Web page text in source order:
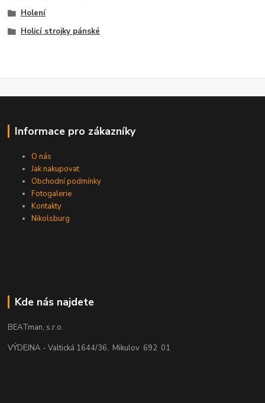
Holení
Holicí strojky pánské
Informace pro zákazníky
O nás
Jak nakupovat
Obchodní podmínky
Fotogalerie
Kontakty
Nikolsburg
Kde nás najdete
BEATman, s.r.o.
VÝDEJNA - Valtická 1644/36, Mikulov 692 01